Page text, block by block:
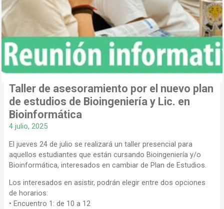
Taller de asesoramiento por el nuevo plan
de estudios de Bioingeniería y Lic. en
Bioinformática
4 julio, 2025
El jueves 24 de julio se realizará un taller presencial para
aquellos estudiantes que están cursando Bioingeniería y/o
Bioinformática, interesados en cambiar de Plan de Estudios.
Los interesados en asistir, podrán elegir entre dos opciones
de horarios:
• Encuentro 1: de 10 a 12